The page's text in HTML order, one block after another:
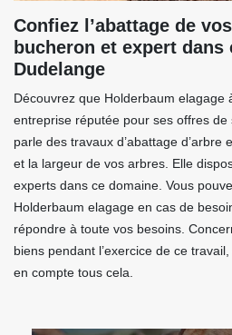
Confiez l’abattage de
bucheron et expert dans
Dudelange
Découvrez que Holderbaum elagage
entreprise réputée pour ses offres de
parle des travaux d’abattage d’arbre
et la largeur de vos arbres. Elle
experts dans ce domaine. Vous
Holderbaum elagage en cas de
répondre à toute vos besoins.
biens pendant l’exercice de ce
en compte tous cela.